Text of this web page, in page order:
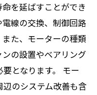
を延ばすことができ
線の交換、制御回路
た、モーターの種類
の設置やベアリング
となります。 モー
のシステム改善も含